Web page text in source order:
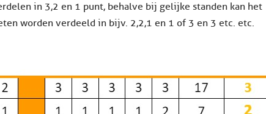
in 3,2 en 1 punt, behalve bij gelijke standen kan het
worden verdeeld in bijv. 2,2,1 en 1 of 3 en 3 etc. etc.